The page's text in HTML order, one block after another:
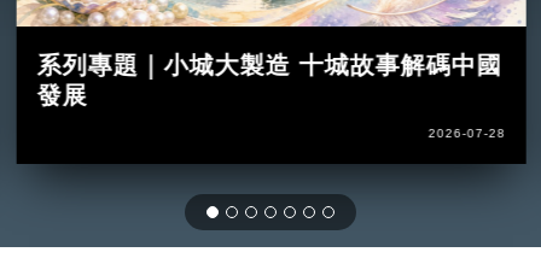
系列專題｜小城大製造 十城故事解碼中國
發展
2026-07-28